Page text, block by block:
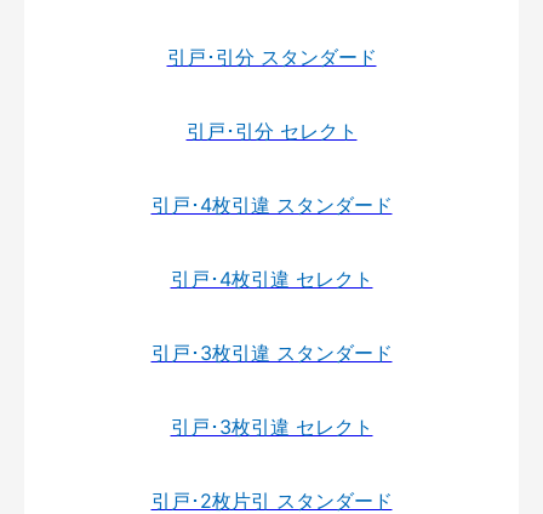
引戸･引分 スタンダード
引戸･引分 セレクト
引戸･4枚引違 スタンダード
引戸･4枚引違 セレクト
引戸･3枚引違 スタンダード
引戸･3枚引違 セレクト
引戸･2枚片引 スタンダード